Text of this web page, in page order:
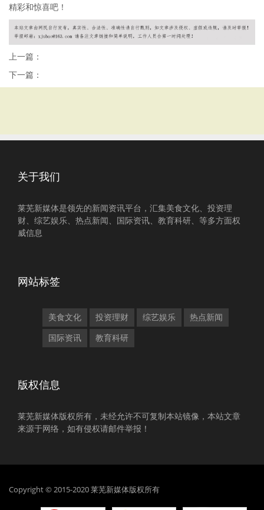
精彩和惊喜吧！
上一篇：
下一篇：
关于我们
莱芜新媒体是领先的新闻资讯平台，汇集美食文化、投资理
财、综艺娱乐、热点新闻、国际资讯、教育科研、等多方面权
威信息
网站标签
美食文化 投资理财 综艺娱乐 热点新闻
国际资讯 教育科研
版权信息
莱芜新媒体版权所有，未经允许不可复制本站镜像，本站文章
来源于网络，如有侵权请邮件举报！
Copyright © 2015-2020 莱芜新媒体版权所有